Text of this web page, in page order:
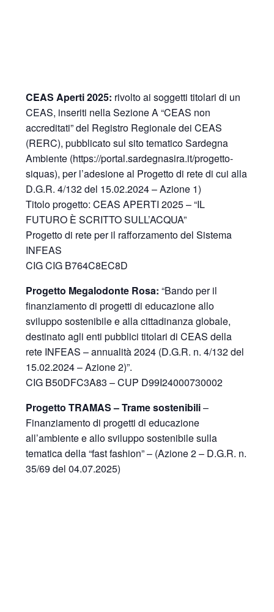
CEAS Aperti 2025: rivolto ai soggetti titolari di un
CEAS, inseriti nella Sezione A “CEAS non
accreditati” del Registro Regionale dei CEAS
(RERC), pubblicato sul sito tematico Sardegna
Ambiente (https://portal.sardegnasira.it/progetto-
siquas), per l’adesione al Progetto di rete di cui alla
D.G.R. 4/132 del 15.02.2024 – Azione 1)
Titolo progetto: CEAS APERTI 2025 – “IL
FUTURO È SCRITTO SULL’ACQUA”
Progetto di rete per il rafforzamento del Sistema
INFEAS
CIG CIG B764C8EC8D
Progetto Megalodonte Rosa: “Bando per il
finanziamento di progetti di educazione allo
sviluppo sostenibile e alla cittadinanza globale,
destinato agli enti pubblici titolari di CEAS della
rete INFEAS – annualità 2024 (D.G.R. n. 4/132 del
15.02.2024 – Azione 2)”.
CIG B50DFC3A83 – CUP D99I24000730002
Progetto TRAMAS – Trame sostenibili–
Finanziamento di progetti di educazione
all’ambiente e allo sviluppo sostenibile sulla
tematica della “fast fashion” – (Azione 2 – D.G.R. n.
35/69 del 04.07.2025)